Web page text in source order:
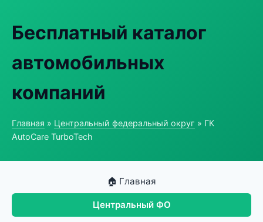
Бесплатный каталог
автомобильных
компаний
Главная » Центральный федеральный округ » ГК
AutoCare TurboTech
🏠 Главная
Центральный ФО